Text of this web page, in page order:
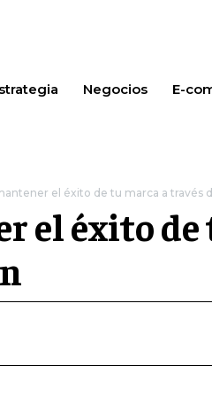
Negocios E-
el éxito de tu marca a través
el éxito